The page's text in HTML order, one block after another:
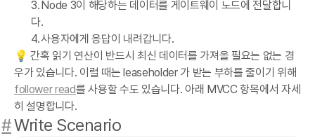
Node 3이 해당하는 데이터를 게이트웨이 노드에 전달합니
다.
사용자에게 응답이 내려갑니다.
💡 간혹 읽기 연산이 반드시 최신 데이터를 가져올 필요는 없는 경
우가 있습니다. 이럴 때는 leaseholder 가 받는 부하를 줄이기 위해
follower read를 사용할 수도 있습니다. 아래 MVCC 항목에서 자세
히 설명합니다.
#Write Scenario